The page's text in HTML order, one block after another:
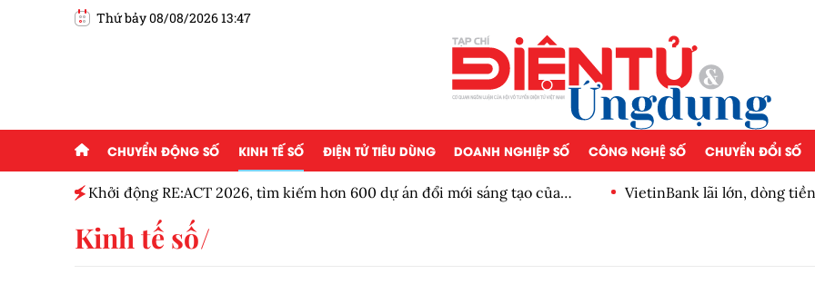
Thứ bảy 08/08/2026 13:47
CHUYỂN ĐỘNG SỐ KINH TẾ SỐ ĐIỆN TỬ TIÊU DÙNG DOANH NGHIỆP SỐ CÔNG NGHỆ SỐ CHUYỂN ĐỔI SỐ
Khởi động RE:ACT 2026, tìm kiếm hơn 600 dự án đổi mới sáng tạo của
VietinBank lãi lớn, dòng
Kinh tế số